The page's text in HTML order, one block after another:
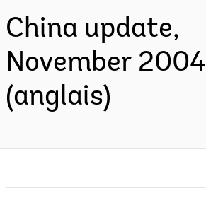
China update,
November 2004
(anglais)